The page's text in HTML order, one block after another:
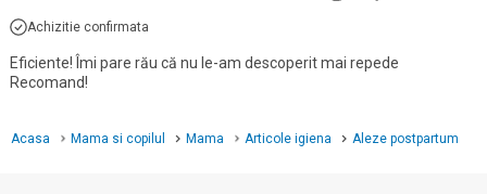
Achizitie confirmata
Eficiente! Îmi pare rău că nu le-am descoperit mai repede
Recomand!
Acasa Mama si copilul Mama Articole igiena Aleze postpartum